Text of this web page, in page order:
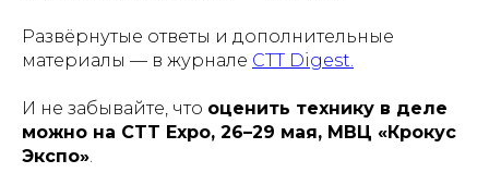
Развёрнутые ответы и дополнительные
материалы — в журнале CTT Digest.
И не забывайте, что оценить технику в деле
можно на CTT Expo, 26–29 мая, МВЦ «Крокус
Экспо».